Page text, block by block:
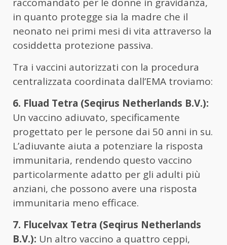
raccomandato per le donne in gravidanza,
in quanto protegge sia la madre che il
neonato nei primi mesi di vita attraverso la
cosiddetta protezione passiva.
Tra i vaccini autorizzati con la procedura
centralizzata coordinata dall’EMA troviamo:
6. Fluad Tetra (Seqirus Netherlands B.V.):
Un vaccino adiuvato, specificamente
progettato per le persone dai 50 anni in su.
L’adiuvante aiuta a potenziare la risposta
immunitaria, rendendo questo vaccino
particolarmente adatto per gli adulti più
anziani, che possono avere una risposta
immunitaria meno efficace.
7. Flucelvax Tetra (Seqirus Netherlands
B.V.): Un altro vaccino a quattro ceppi,